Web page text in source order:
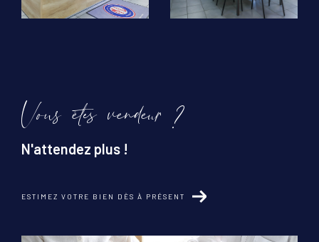
Vous êtes vendeur ?
N'attendez plus !
ESTIMEZ VOTRE BIEN DÈS À PRÉSENT